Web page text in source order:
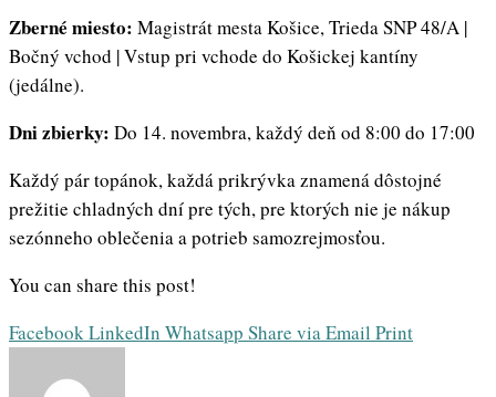
Zberné miesto: Magistrát mesta Košice, Trieda SNP 48/A |
Bočný vchod | Vstup pri vchode do Košickej kantíny
(jedálne).
Dni zbierky: Do 14. novembra, každý deň od 8:00 do 17:00
Každý pár topánok, každá prikrývka znamená dôstojné
prežitie chladných dní pre tých, pre ktorých nie je nákup
sezónneho oblečenia a potrieb samozrejmosťou.
You can share this post!
FacebookLinkedIn Whatsapp Share via Email Print